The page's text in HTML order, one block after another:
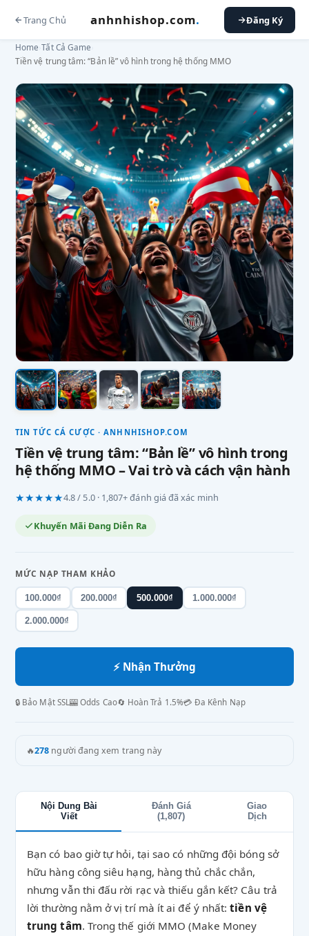
Trang Chủ anhnhishop.com. Đăng Ký
Home ›Tất Cả Game
Tiền vệ trung tâm: “Bản lề” vô hình trong hệ thống MMO
TIN TỨC CÁ CƯỢC · ANHNHISHOP.COM
Tiền vệ trung tâm: “Bản lề” vô hình trong
hệ thống MMO – Vai trò và cách vận hành
★★★★★4.8 / 5.0 · 1,807+ đánh giá đã xác minh
Khuyến Mãi Đang Diễn Ra
MỨC NẠP THAM KHẢO
100.000₫ 200.000₫ 500.000₫ 1.000.000₫
2.000.000₫
⚡ Nhận Thưởng
🔒 Bảo Mật SSL🎰 Odds Cao🔄 Hoàn Trả 1.5%💳 Đa Kênh Nạp
🔥278 người đang xem trang này
Nội Dung Bài
Viết
Đánh Giá
(1,807)
Giao
Dịch
Bạn có bao giờ tự hỏi, tại sao có những đội bóng sở
hữu hàng công siêu hạng, hàng thủ chắc chắn,
nhưng vẫn thi đấu rời rạc và thiếu gắn kết? Câu trả
lời thường nằm ở vị trí mà ít ai để ý nhất:tiền vệ
trung tâm. Trong thế giới MMO (Make Money